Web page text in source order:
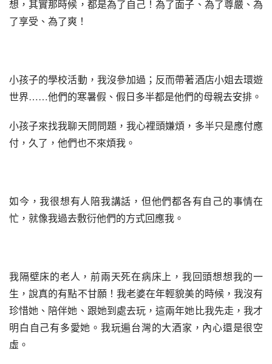
想，其實那時候，都是為了自己！為了面子、為了尊嚴、為
了享受、為了爽！
小孩子的學校活動，我沒參加過；反而帶著酒店小姐去環遊
世界……他們的寒暑假、假日多半都是他們的母親去安排。
小孩子來找我聊天問問題，我心裡頭嫌煩，多半只是應付應
付，久了，他們也不來煩我。
如今，我很想有人陪我講話，但他們都各有自己的事情在
忙，就像我過去敷衍他們的方式回應我。
我隔壁床的老人，前兩天死在病床上，我回頭想想我的一
生，說真的有點不甘願！我老婆在年輕貌美的時候，我沒有
珍惜她、陪伴她、跟她到處去玩，這兩年她比我先走，我才
明白自己有多愛她。我玩遍台灣的大酒家，內心還是很空
虛。